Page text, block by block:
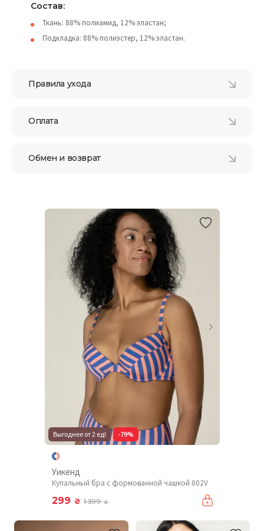
Состав:
Ткань: 88% полиамид, 12% эластан;
Подкладка: 88% полиэстер, 12% эластан.
Правила ухода
Оплата
Обмен и возврат
Выгоднее от 2 ед! -79%
Уикенд
Купальный бра с формованной чашкой 002V
299 ₴ 1 399₴